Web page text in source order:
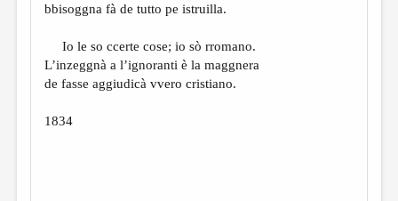
ПУБЛИЦИСТИКА
РЕЦЕНЗИРОВАНИЕ
ЦИКЛЫ ПУБЛИКАЦИЙ
bbisoggna fà de tutto pe istruilla.
Io le so ccerte cose; io sò rromano.
L’inzeggnà a l’ignoranti è la maggnera
de fasse aggiudicà vvero cristiano.
1834